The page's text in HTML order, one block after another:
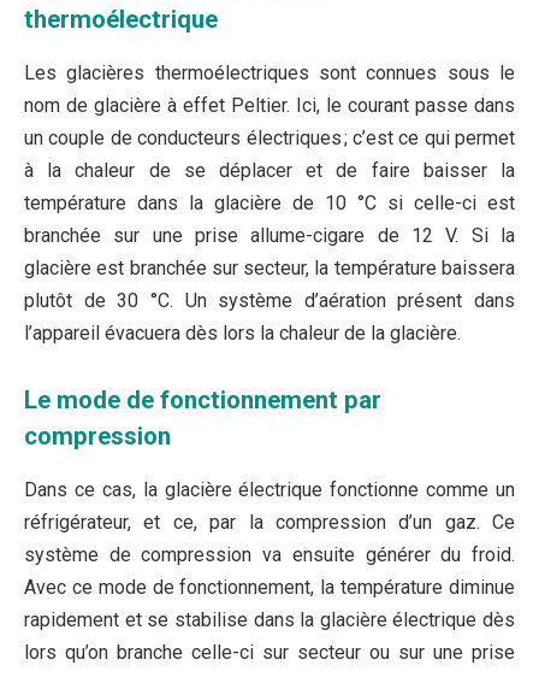
thermoélectrique
Les glacières thermoélectriques sont connues sous le
nom de glacière à effet Peltier. Ici, le courant passe dans
un couple de conducteurs électriques ; c’est ce qui permet
à la chaleur de se déplacer et de faire baisser la
température dans la glacière de 10 °C si celle-ci est
branchée sur une prise allume-cigare de 12 V. Si la
glacière est branchée sur secteur, la température baissera
plutôt de 30 °C. Un système d’aération présent dans
l’appareil évacuera dès lors la chaleur de la glacière.
Le mode de fonctionnement par
compression
Dans ce cas, la glacière électrique fonctionne comme un
réfrigérateur, et ce, par la compression d’un gaz. Ce
système de compression va ensuite générer du froid.
Avec ce mode de fonctionnement, la température diminue
rapidement et se stabilise dans la glacière électrique dès
lors qu’on branche celle-ci sur secteur ou sur une prise